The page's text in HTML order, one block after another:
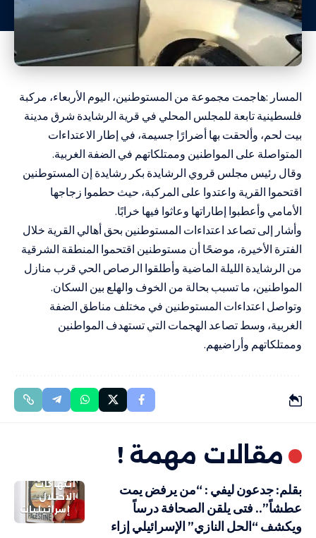
المسار :هاجمت مجموعة من المستوطنين، اليوم الأربعاء، مركبة
فلسطينية تابعة للمجلس المحلي في قرية الرشايدة شرق مدينة
بيت لحم، وألحقت بها أضرارًا جسيمة، في إطار الاعتداءات
المتواصلة على المواطنين وممتلكاتهم في الضفة الغربية.
وقال رئيس مجلس قروي الرشايدة بكر رشايدة إن المستوطنين
اقتحموا القرية واعتدوا على المركبة، حيث حطموا زجاجها
الأمامي وأعطبوا إطاراتها وعاثوا فيها خرابًا.
وأشار إلى تصاعد اعتداءات المستوطنين بحق أهالي القرية خلال
الفترة الأخيرة، موضحًا أن مستوطنين اقتحموا المنطقة الشرقية
من الرشايدة الليلة الماضية وأطلقوا الرصاص الحي قرب منازل
المواطنين، ما تسبب بحالة من الخوف والهلع بين السكان.
وتواصل اعتداءات المستوطنين في مختلف مناطق الضفة
الغربية، وسط تصاعد الهجمات التي تستهدف المواطنين
وممتلكاتهم وأراضيهم.
مقالات مهمة !
انتهاكات
الاحتلال
إسرائيليات
بقلم: جدعون ليفي : “من يرفض يمت
عطشاً”.. فتى يلقن الصحافة درساً
ويكشف “الحل النازي” الإسرائيلي إزاء